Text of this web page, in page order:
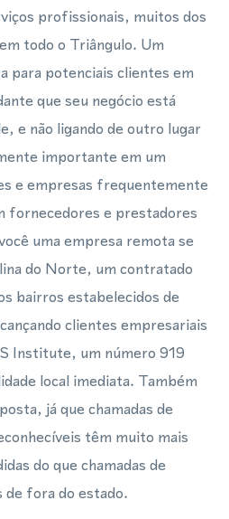
profissionais, muitos dos
todo o Triângulo. Um
para potenciais clientes em
que seu negócio está
e não ligando de outro lugar
importante em um
e empresas frequentemente
fornecedores e prestadores
uma empresa remota se
do Norte, um contratado
bairros estabelecidos de
clientes empresariais
Institute, um número 919
local imediata. Também
já que chamadas de
têm muito mais
do que chamadas de
de fora do estado.